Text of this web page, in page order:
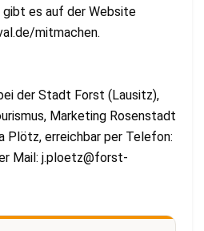
es auf der Website
mitmachen.
der Stadt Forst (Lausitz),
Marketing Rosenstadt
Plötz, erreichbar per Telefon:
Mail: j.ploetz@forst-